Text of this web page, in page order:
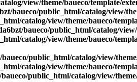
view/theme/baueco/template/
baueco/public_html/catalog/view/
catalog/view/theme/baueco/
baueco/public_html/catalog/
catalog/view/theme/baueco/
public_html/catalog/view/
catalog/view/theme/baueco/
public_html/catalog/view/